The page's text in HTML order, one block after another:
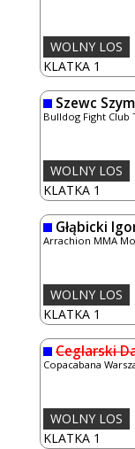
KLATKA 1
WOLNY LOS
Szewc
Bulldog Fight Club
KLATKA 1
WOLNY LOS
Głąbicki
Arrachion MMA
KLATKA 1
WOLNY LOS
Ceglarski
Copacabana
KLATKA 1
WOLNY LOS